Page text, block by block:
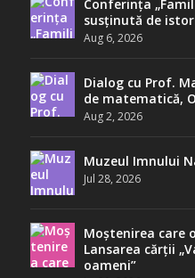
Conferința
susținută de
Aug 6, 2026
Dialog cu Prof.
de matematică,
Aug 2, 2026
Muzeul Imnului
Jul 28, 2026
Moștenirea care
Lansarea cărții
oameni”